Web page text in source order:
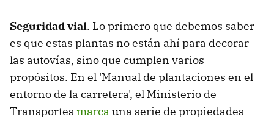
Seguridad vial. Lo primero que debemos saber
es que estas plantas no están ahí para decorar
las autovías, sino que cumplen varios
propósitos. En el 'Manual de plantaciones en el
entorno de la carretera', el Ministerio de
Transportes marca una serie de propiedades